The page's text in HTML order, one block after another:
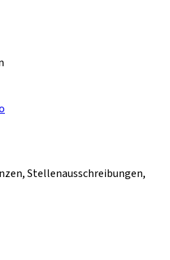
Stellenausschreibungen,